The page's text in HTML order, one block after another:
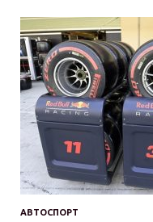
АВТОСПОРТ